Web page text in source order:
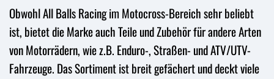
Obwohl All Balls Racing im Motocross-Bereich sehr beliebt
ist, bietet die Marke auch Teile und Zubehör für andere Arten
von Motorrädern, wie z.B. Enduro-, Straßen- und ATV/UTV-
Fahrzeuge. Das Sortiment ist breit gefächert und deckt viele